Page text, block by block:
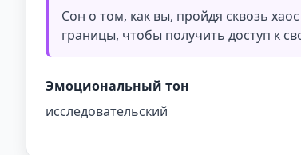
Сон о том, как вы, пройдя сквозь
границы, чтобы получить доступ к
Эмоциональный тон
исследовательский